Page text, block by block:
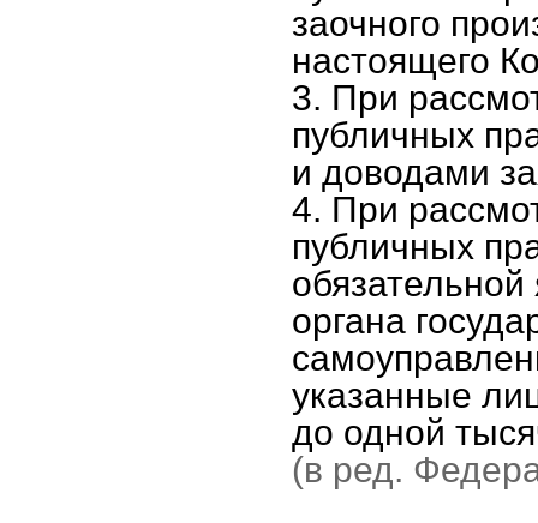
заочного
настоящего
3. При
публичных
и доводами
4. При
публичных
органа
указанные
до одной
(в ред.